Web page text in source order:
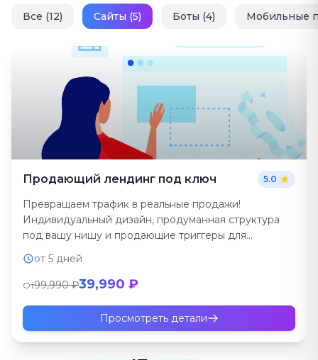
Все (12) Сайты (5) Боты (4) Мобильные
Продающий лендинг под ключ 5.0
Превращаем трафик в реальные продажи!
Индивидуальный дизайн, продуманная структура
под вашу нишу и продающие триггеры для
максимальной конверсии. Запу...
от 5 дней
От99,990 ₽39,990 ₽
Просмотреть детали